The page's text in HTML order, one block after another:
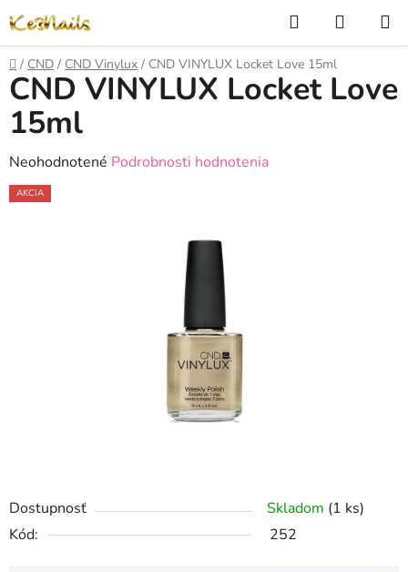
na
obsah
Hľadať
KOŠÍK
Domov
/ CND / CND Vinylux / CND VINYLUX Locket Love 15ml
Dostupnosť Skladom (1 ks)
Kód:
252
CND VINYLUX Locket Love
15ml
Priemerné
hodnotenie
Neohodnotené Podrobnosti hodnotenia
AKCIA